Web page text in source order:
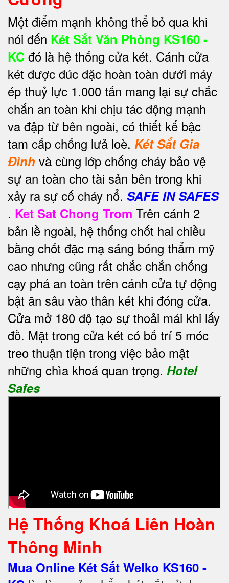
Một điểm mạnh không thể bỏ qua khi
nói đến Két Sắt Văn Phòng KS160 -
KC đó là hệ thống cửa két. Cánh cửa
két được đúc đặc hoàn toàn dưới máy
ép thuỷ lực 1.000 tấn mang lại sự chắc
chắn an toàn khi chịu tác động mạnh
va đập từ bên ngoài, có thiết kế bậc
tam cấp chống lưả loè. Két Sắt Gia
Đình và cùng lớp chống cháy bảo vệ
sự an toàn cho tài sản bên trong khi
xảy ra sự cố cháy nổ. SAFE IN SAFES
. Ket Sat Chong Trom Trên cánh 2
bản lề ngoài, hệ thống chốt hai chiều
bằng chốt đặc mạ sáng bóng thẩm mỹ
cao nhưng cũng rất chắc chắn chống
cạy phá an toàn trên cánh cửa tự động
bật ăn sâu vào thân két khi đóng cửa.
Cửa mở 180 độ tạo sự thoải mái khi lấy
đồ. Mặt trong cửa két có bố trí 5 móc
treo thuận tiện trong việc bảo mật
những chìa khoá quan trọng. Hotel
Safes
Hệ Thống Khoá Liên Hoàn
Thông Minh
Mua Online Két Sắt Welko KS160 -